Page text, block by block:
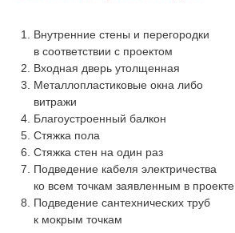
Внутренние стены и перегородки
в соответствии с проектом
Входная дверь утолщенная
Металлопластиковые окна либо
витражи
Благоустроенный балкон
Стяжка пола
Стяжка стен на один раз
Подведение кабеля электричества
ко всем точкам заявленным в проекте
Подведение сантехнических труб
к мокрым точкам